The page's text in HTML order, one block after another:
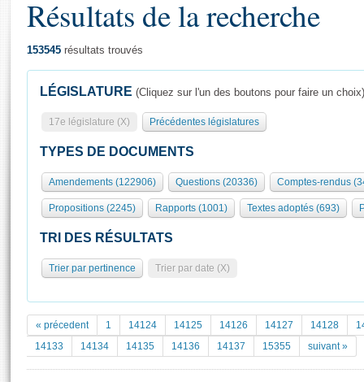
Présidence
577 députés
Groupes politiques
Séance publique
Commissions et autres organes
Europe et International
Pétitions
Documents parlementaires
Projets de loi
Général
Rôle et pouvoirs de l'Assemblée
Organisation de l'Assemblée
Présidence Conférence des Présidents Bureau Collège des
Statistiques et chiffres clés
Documents de référence
( Constitution | Règlement de l'Assemblée ... )
Visiter l'Assemblée
Visite virtuelle du palais Bourbon
Assister à une séance
La Bibliothèque
Les archives
Résultats de la recherche
153545 résultats trouvés
LÉGISLATURE (Cliquez sur l'un des boutons pour faire un choix)
17e législature (X) Précédentes législatures
TYPES DE DOCUMENTS
Amendements (122906) Questions (20336) Comptes-rendus
Propositions (2245) Rapports (1001) Textes adoptés (693)
TRI DES RÉSULTATS
Trier par pertinence Trier par date (X)
« précedent 1 14124 14125 14126 14127 14128
14133
14134 14135 14136 14137 15355 suivant »